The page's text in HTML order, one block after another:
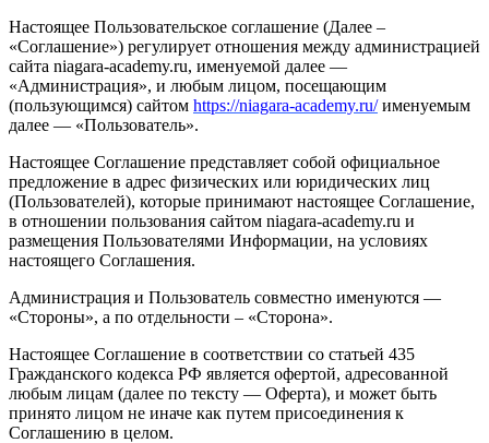
Настоящее Пользовательское соглашение (Далее –
«Соглашение») регулирует отношения между администрацией
сайта niagara-academy.ru, именуемой далее —
«Администрация», и любым лицом, посещающим
(пользующимся) сайтом https://niagara-academy.ru/именуемым
далее — «Пользователь».
Настоящее Соглашение представляет собой официальное
предложение в адрес физических или юридических лиц
(Пользователей), которые принимают настоящее Соглашение,
в отношении пользования сайтом niagara-academy.ru и
размещения Пользователями Информации, на условиях
настоящего Соглашения.
Администрация и Пользователь совместно именуются —
«Стороны», а по отдельности – «Сторона».
Настоящее Соглашение в соответствии со статьей 435
Гражданского кодекса РФ является офертой, адресованной
любым лицам (далее по тексту — Оферта), и может быть
принято лицом не иначе как путем присоединения к
Соглашению в целом.